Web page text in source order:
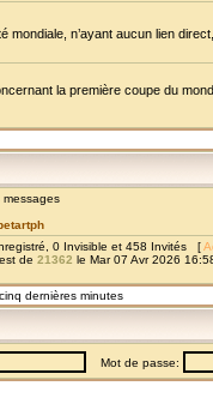
mondiale, n’ayant aucun lien
la première coupe du
messages
0 Invisible et 458 Invités [
de 21362 le Mar 07 Avr 2026
dernières minutes
Mot de passe: